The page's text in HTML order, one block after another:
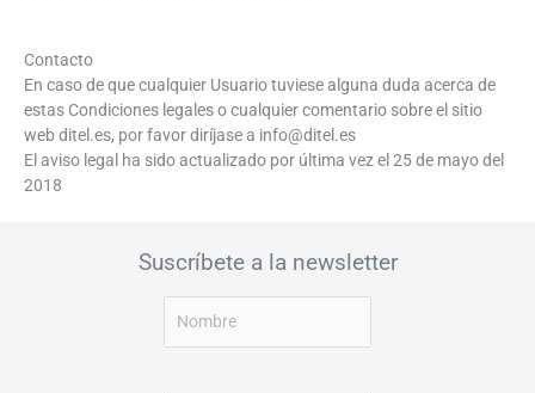
Contacto
En caso de que cualquier Usuario tuviese alguna duda acerca de
estas Condiciones legales o cualquier comentario sobre el sitio
web ditel.es, por favor diríjase a info@ditel.es
El aviso legal ha sido actualizado por última vez el 25 de mayo del
2018
Suscríbete a la newsletter